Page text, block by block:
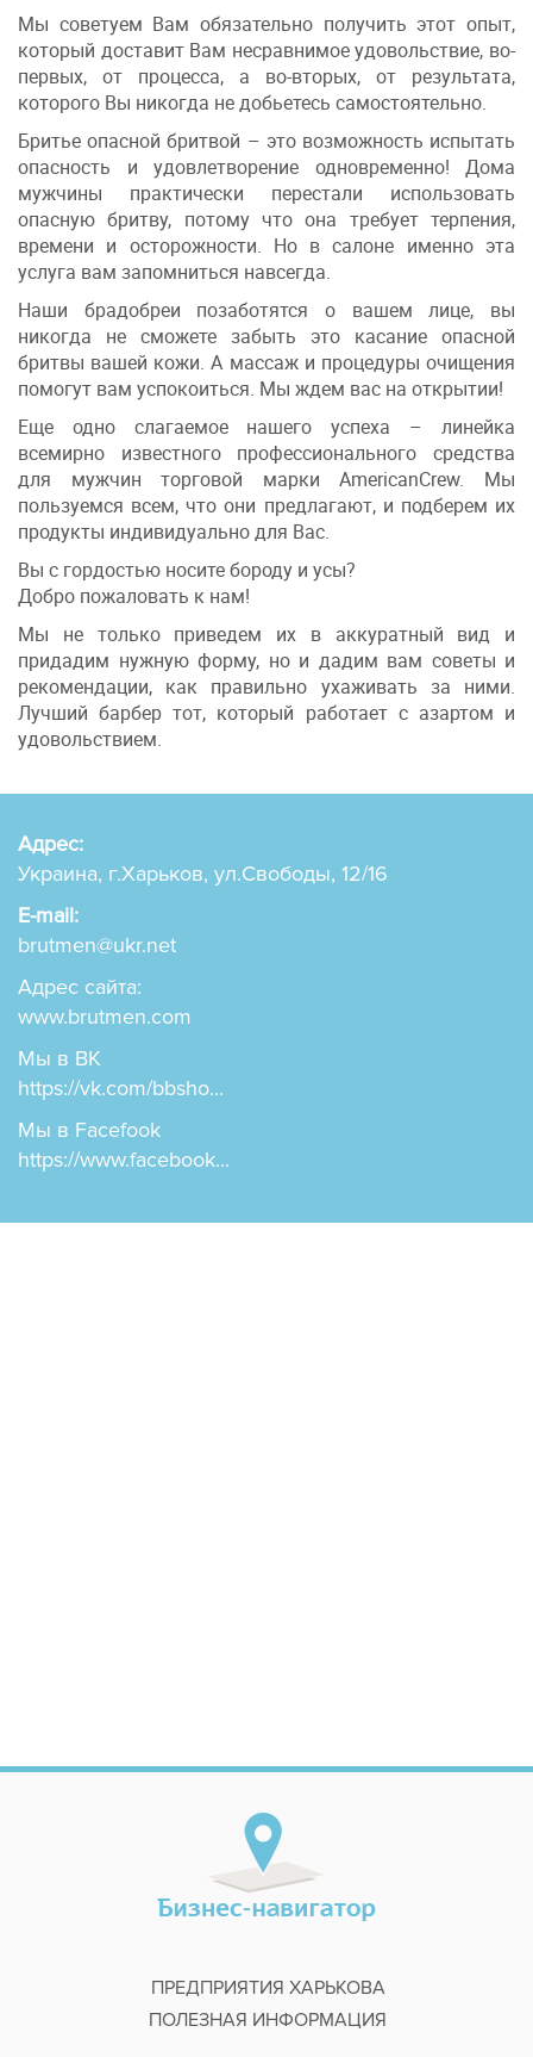
Мы советуем Вам обязательно получить этот опыт,
который доставит Вам несравнимое удовольствие, во-
первых, от процесса, а во-вторых, от результата,
которого Вы никогда не добьетесь самостоятельно.
Бритье опасной бритвой – это возможность испытать
опасность и удовлетворение одновременно! Дома
мужчины практически перестали использовать
опасную бритву, потому что она требует терпения,
времени и осторожности. Но в салоне именно эта
услуга вам запомниться навсегда.
Наши брадобреи позаботятся о вашем лице, вы
никогда не сможете забыть это касание опасной
бритвы вашей кожи. А массаж и процедуры очищения
помогут вам успокоиться. Мы ждем вас на открытии!
Еще одно слагаемое нашего успеха – линейка
всемирно известного профессионального средства
для мужчин торговой марки AmericanCrew. Мы
пользуемся всем, что они предлагают, и подберем их
продукты индивидуально для Вас.
Вы с гордостью носите бороду и усы?
Добро пожаловать к нам!
Мы не только приведем их в аккуратный вид и
придадим нужную форму, но и дадим вам советы и
рекомендации, как правильно ухаживать за ними.
Лучший барбер тот, который работает с азартом и
удовольствием.
Адрес:
Украина, г.Харьков, ул.Свободы, 12/16
E-mail:
brutmen@ukr.net
Адрес сайта:
www.brutmen.com
Мы в ВК
https://vk.com/bbsho...
Мы в Facefook
https://www.facebook...
ПРЕДПРИЯТИЯ ХАРЬКОВА
ПОЛЕЗНАЯ ИНФОРМАЦИЯ